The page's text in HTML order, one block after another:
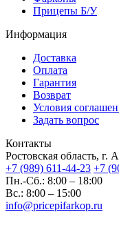
Прицепы Б/У
Информация
Доставка
Оплата
Гарантия
Возврат
Условия
Задать вопрос
Контакты
Ростовская область, г.
+7 (989) 611-44-23 +7
Пн.-Сб.: 8:00 – 18:00
Вс.: 8:00 – 15:00
info@pricepifarkop.ru